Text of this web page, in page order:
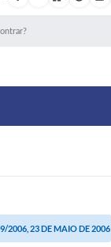
2006, 23 DE MAIO DE 2006